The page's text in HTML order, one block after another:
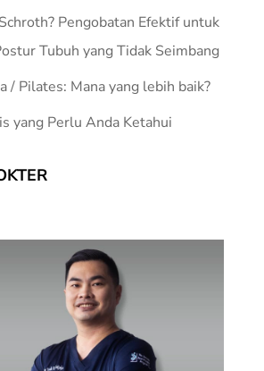
Pengobatan Efektif untuk
Tubuh yang Tidak Seimbang
/ Pilates: Mana yang lebih baik?
yang Perlu Anda Ketahui